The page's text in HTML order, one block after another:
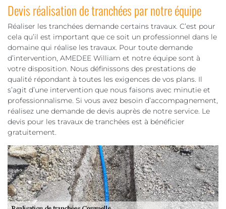
Devis réalisation de tranchées par notre équipe
Réaliser les tranchées demande certains travaux. C’est pour
cela qu’il est important que ce soit un professionnel dans le
domaine qui réalise les travaux. Pour toute demande
d’intervention, AMEDEE William et notre équipe sont à
votre disposition. Nous définissons des prestations de
qualité répondant à toutes les exigences de vos plans. Il
s’agit d’une intervention que nous faisons avec minutie et
professionnalisme. Si vous avez besoin d’accompagnement,
réalisez une demande de devis auprès de notre service. Le
devis pour les travaux de tranchées est à bénéficier
gratuitement.